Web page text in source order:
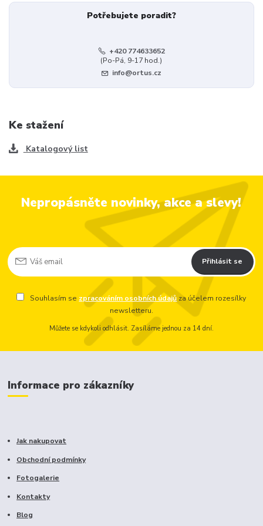
Potřebujete poradit?
+420 774633652
(Po-Pá, 9-17 hod.)
info@ortus.cz
Ke stažení
Katalogový list
Nepropásněte novinky, akce a slevy!
Přihlásit se
Souhlasím se zpracováním osobních údajů za účelem rozesílky
newsletteru.
Můžete se kdykoli odhlásit. Zasíláme jednou za 14 dní.
Informace pro zákazníky
Jak nakupovat
Obchodní podmínky
Fotogalerie
Kontakty
Blog